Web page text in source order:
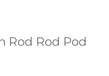
Rod Rod Pod